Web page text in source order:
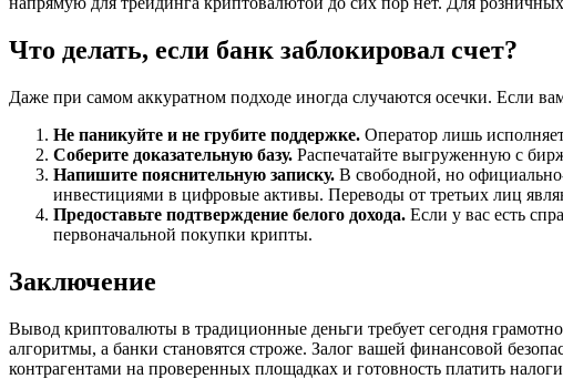
Что делать, если банк заблокировал счет?
Даже при самом аккуратном подходе иногда случаются осечки. Если
Не паникуйте и не грубите поддержке. Оператор лишь
Соберите доказательную базу. Распечатайте выгруженную с
Напишите пояснительную записку. В свободной, но
инвестициями в цифровые активы. Переводы от третьих лиц
Предоставьте подтверждение белого дохода. Если у вас есть
первоначальной покупки крипты.
Заключение
Вывод криптовалюты в традиционные деньги требует сегодня
алгоритмы, а банки становятся строже. Залог вашей финансовой
контрагентами на проверенных площадках и готовность платить